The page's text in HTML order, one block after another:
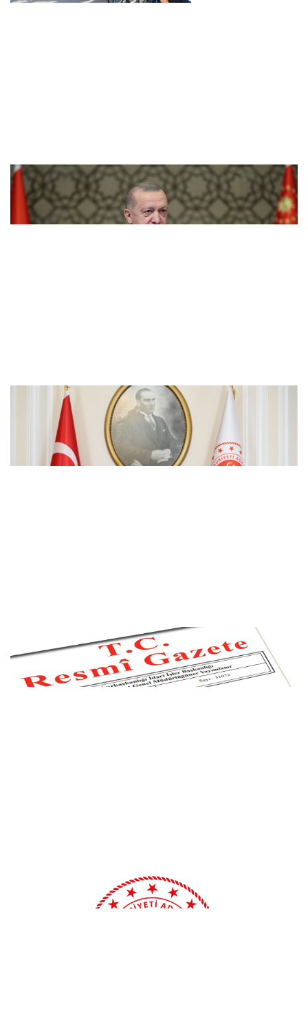
Atama kararları Resmi Gazete'de yayımlandı
Gürlek: Çocuk adalet sistemimizi daha
güçlü hale getirdik
Resmi Gazete başlıkları
Çömez hakkında soruşturma başlatıldı